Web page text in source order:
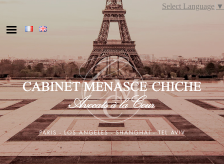
content
Select Language ▼